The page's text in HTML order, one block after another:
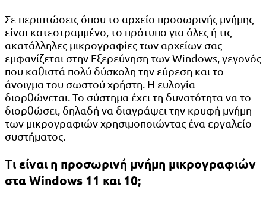
Σε περιπτώσεις όπου το αρχείο προσωρινής μνήμης
είναι κατεστραμμένο, το πρότυπο για όλες ή τις
ακατάλληλες μικρογραφίες των αρχείων σας
εμφανίζεται στην Εξερεύνηση των Windows, γεγονός
που καθιστά πολύ δύσκολη την εύρεση και το
άνοιγμα του σωστού χρήστη. Η ευλογία
διορθώνεται. Το σύστημα έχει τη δυνατότητα να το
διορθώσει, δηλαδή να διαγράψει την κρυφή μνήμη
των μικρογραφιών χρησιμοποιώντας ένα εργαλείο
συστήματος.
Τι είναι η προσωρινή μνήμη μικρογραφιών
στα Windows 11 και 10;